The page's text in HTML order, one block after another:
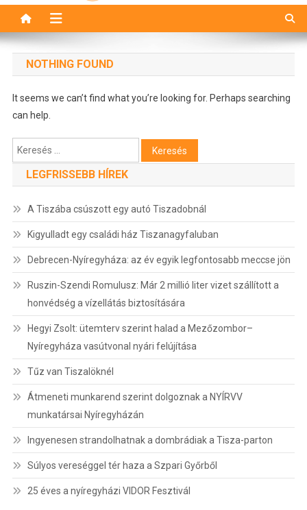
NOTHING FOUND
It seems we can’t find what you’re looking for. Perhaps searching
can help.
Keresés:
LEGFRISSEBB HÍREK
A Tiszába csúszott egy autó Tiszadobnál
Kigyulladt egy családi ház Tiszanagyfaluban
Debrecen-Nyíregyháza: az év egyik legfontosabb meccse jön
Ruszin-Szendi Romulusz: Már 2 millió liter vizet szállított a
honvédség a vízellátás biztosítására
Hegyi Zsolt: ütemterv szerint halad a Mezőzombor–
Nyíregyháza vasútvonal nyári felújítása
Tűz van Tiszalöknél
Átmeneti munkarend szerint dolgoznak a NYÍRVV
munkatársai Nyíregyházán
Ingyenesen strandolhatnak a dombrádiak a Tisza-parton
Súlyos vereséggel tér haza a Szpari Győrből
25 éves a nyíregyházi VIDOR Fesztivál